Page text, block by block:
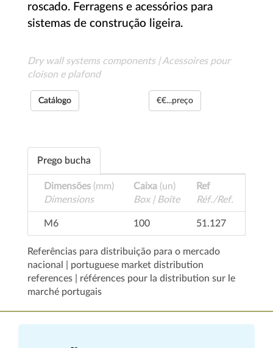
roscado. Ferragens e acessórios para
sistemas de construção ligeira.
Dry wall systems components | Acessoires pour
cloison e plafond
Catálogo €€...preço
Prego bucha
Dimensões (mm)
Dimensions
Caixa (un)
Box | Boîte
Ref
Réf./Ref.
M6 100 51.127
Referências para distribuição para o mercado
nacional | portuguese market distribution
references | références pour la distribution sur le
marché portugais